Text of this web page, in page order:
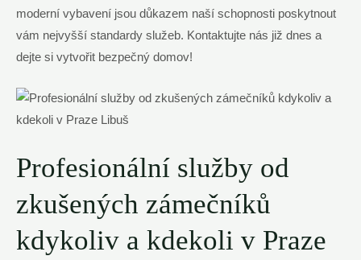
moderní vybavení jsou důkazem naší ⁣schopnosti poskytnout
vám nejvyšší standardy služeb. Kontaktujte⁣ nás již ‍dnes a
dejte⁢ si ‌vytvořit⁢ bezpečný domov!
Profesionální služby od
⁤zkušených‌ zámečníků
kdykoliv a kdekoli v Praze